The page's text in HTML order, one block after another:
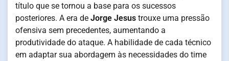
título que se tornou a base para os sucessos
posteriores. A era de Jorge Jesus trouxe uma pressão
ofensiva sem precedentes, aumentando a
produtividade do ataque. A habilidade de cada técnico
em adaptar sua abordagem às necessidades do time